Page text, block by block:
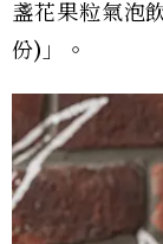
盞花果粒氣泡
份)」。